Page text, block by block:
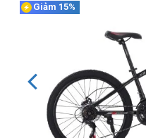
Giảm 15%